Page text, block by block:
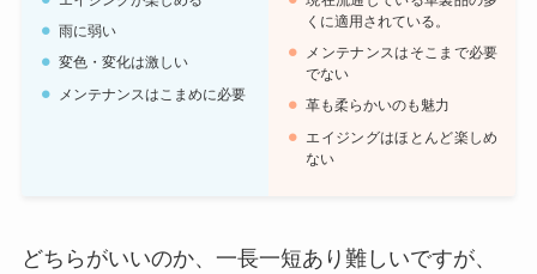
雨に弱い
変色・変化は激しい
メンテナンスはこまめに必要
くに適用されている。
メンテナンスはそこまで必要
でない
革も柔らかいのも魅力
エイジングはほとんど楽しめ
ない
どちらがいいのか、一長一短あり難しいですが、